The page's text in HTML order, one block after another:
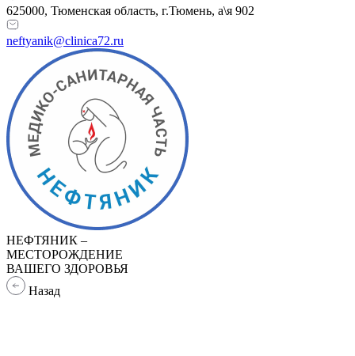
625000, Тюменская область, г.Тюмень, а\я 902
neftyanik@clinica72.ru
НЕФТЯНИК –
МЕСТОРОЖДЕНИЕ
ВАШЕГО ЗДОРОВЬЯ
Назад